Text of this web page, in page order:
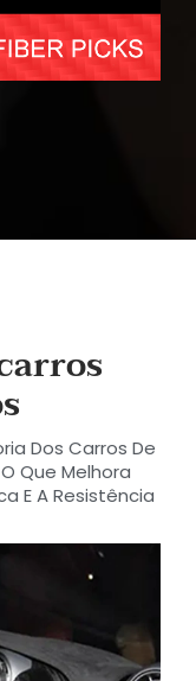
Dos Carros De
Que Melhora
E A Resistência